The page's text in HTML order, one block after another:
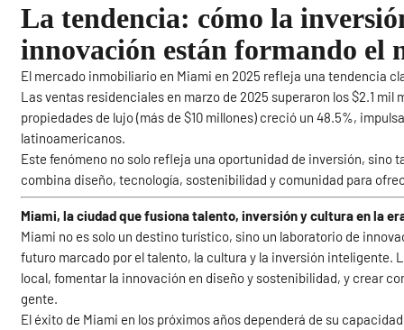
La tendencia: cómo la
innovación están formando el
El mercado inmobiliario en Miami en 2025 refleja una tendencia
Las ventas residenciales en marzo de 2025 superaron los $2.1
propiedades de lujo (más de $10 millones) creció un 48.5%,
latinoamericanos.
Este fenómeno no solo refleja una oportunidad de inversión,
combina diseño, tecnología, sostenibilidad y comunidad para
Miami, la ciudad que fusiona talento, inversión y cultura en la
Miami no es solo un destino turístico, sino un laboratorio de
futuro marcado por el talento, la cultura y la inversión inteligente.
local, fomentar la innovación en diseño y sostenibilidad, y crear
gente.
El éxito de Miami en los próximos años dependerá de su